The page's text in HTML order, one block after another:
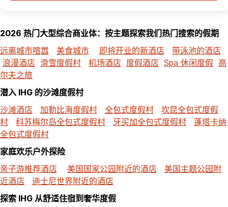
2026 热门大型综合商业体：按主题探索我们热门搜索的假期
远离城市喧嚣
美食城市 即将开业的新酒店
带泳池的酒店
浪漫酒店 滑雪度假村 机场酒店 度假酒店 Spa 休闲度假 高
尔夫之旅
潜入 IHG 的沙滩度假村
沙滩酒店
加勒比海度假村 全包式度假村
坎昆全包式度假
村
科苏梅尔岛全包式度假村 牙买加全包式度假村
蓬塔卡纳
全包式度假村
家庭欢乐户外探险
亲子游推荐酒店
美国国家公园附近的酒店
美国主题公园附
近酒店
迪士尼世界附近的酒店
探索 IHG 从舒适住宿到奢华度假